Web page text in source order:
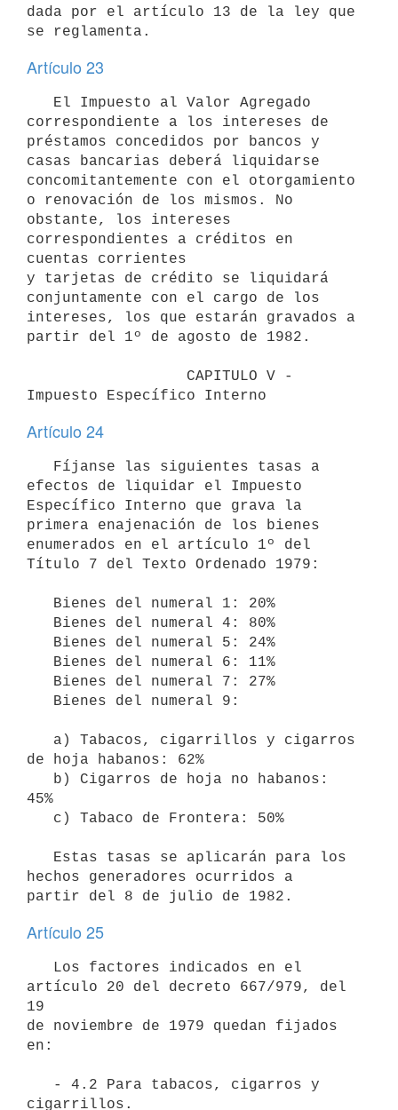
dada por el artículo 13 de la ley que
se reglamenta.
Artículo 23
correspondiente a los intereses de
préstamos concedidos por bancos y
casas bancarias deberá liquidarse
concomitantemente con el otorgamiento
o renovación de los mismos. No
obstante, los intereses
correspondientes a créditos en
cuentas corrientes
y tarjetas de crédito se liquidará
conjuntamente con el cargo de los
intereses, los que estarán gravados a
partir del 1º de agosto de 1982.
Impuesto Específico Interno
Artículo 24
efectos de liquidar el Impuesto
Específico Interno que grava la
primera enajenación de los bienes
enumerados en el artículo 1º del
Título 7 del Texto Ordenado 1979:
de hoja habanos: 62%
45%
hechos generadores ocurridos a
partir del 8 de julio de 1982.
Artículo 25
artículo 20 del decreto 667/979, del
19
de noviembre de 1979 quedan fijados
en:
cigarrillos.